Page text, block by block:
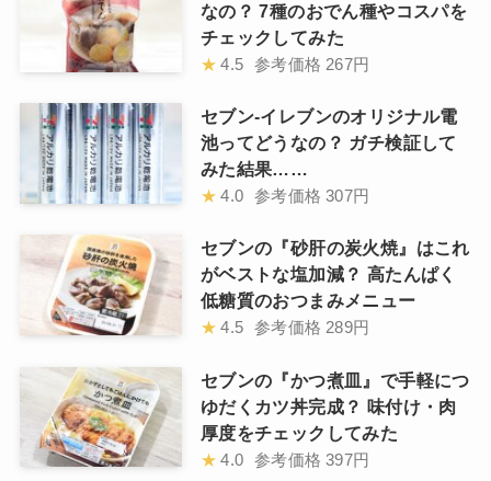
なの？ 7種のおでん種やコスパを
チェックしてみた
★ 4.5 参考価格 267円
セブン-イレブンのオリジナル電
池ってどうなの？ ガチ検証して
みた結果……
★ 4.0 参考価格 307円
セブンの『砂肝の炭火焼』はこれ
がベストな塩加減？ 高たんぱく
低糖質のおつまみメニュー
★ 4.5 参考価格 289円
セブンの『かつ煮皿』で手軽につ
ゆだくカツ丼完成？ 味付け・肉
厚度をチェックしてみた
★ 4.0 参考価格 397円